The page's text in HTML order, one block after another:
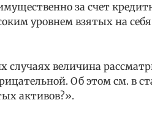
за счет
уровнем взятых на
случаях величина
Об этом см. в
активов?».